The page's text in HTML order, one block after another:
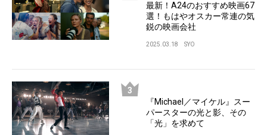
最新！A24のおすすめ映画67
選！もはやオスカー常連の気
鋭の映画会社
2025.03.18 SYO
『Michael／マイケル』スー
パースターの光と影、その
「光」を求めて